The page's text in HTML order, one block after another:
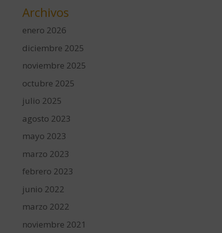
Archivos
enero 2026
diciembre 2025
noviembre 2025
octubre 2025
julio 2025
agosto 2023
mayo 2023
marzo 2023
febrero 2023
junio 2022
marzo 2022
noviembre 2021